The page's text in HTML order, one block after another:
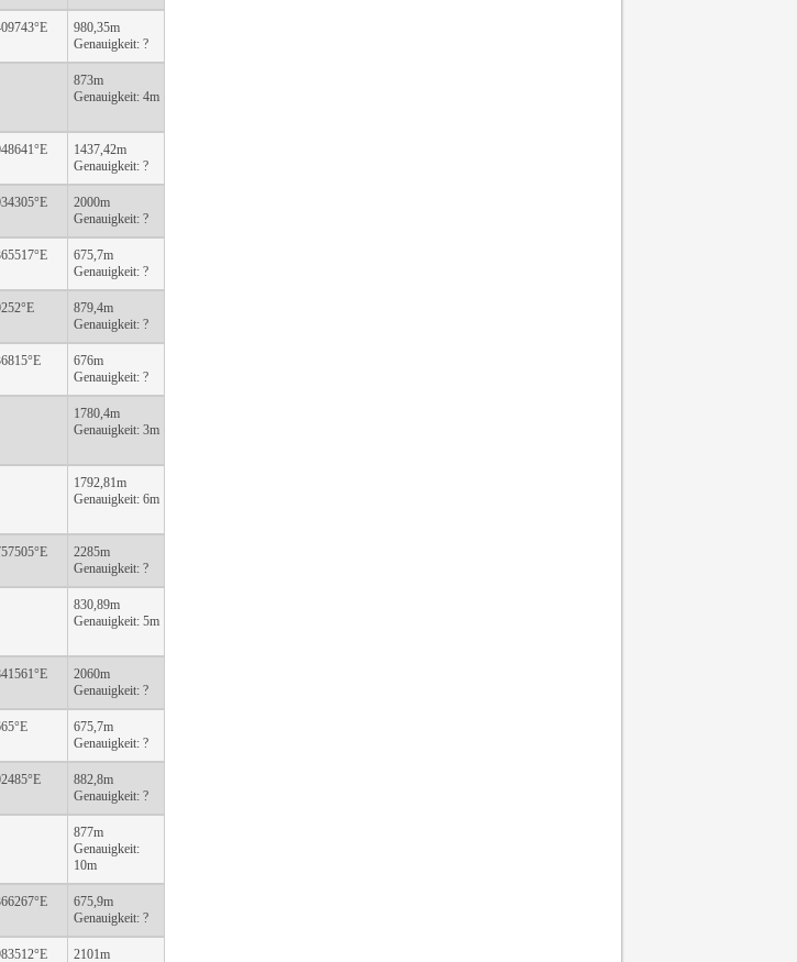
980,35m
Genauigkeit: ?
873m
Genauigkeit: 4m
1437,42m
Genauigkeit: ?
2000m
Genauigkeit: ?
675,7m
Genauigkeit: ?
879,4m
Genauigkeit: ?
676m
Genauigkeit: ?
1780,4m
Genauigkeit: 3m
1792,81m
Genauigkeit: 6m
2285m
Genauigkeit: ?
830,89m
Genauigkeit: 5m
2060m
Genauigkeit: ?
675,7m
Genauigkeit: ?
882,8m
Genauigkeit: ?
877m
Genauigkeit:
10m
675,9m
Genauigkeit: ?
2101m